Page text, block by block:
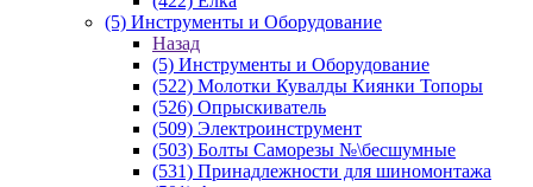
(5) Инструменты и Оборудование
Назад
(5) Инструменты и Оборудование
(522) Молотки Кувалды Киянки Топоры
(526) Опрыскиватель
(509) Электроинструмент
(503) Болты Саморезы №\бесшумные
(531) Принадлежности для шиномонтажа